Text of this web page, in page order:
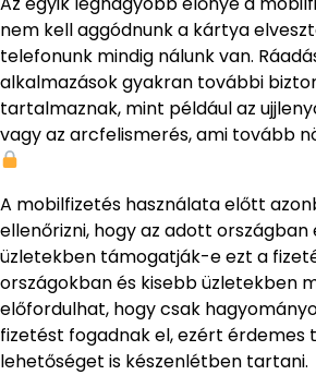
nem kell aggódnunk a kártya
telefonunk mindig nálunk van.
alkalmazások gyakran további
tartalmaznak, mint például az
vagy az arcfelismerés, ami tovább
A mobilfizetés használata előtt
ellenőrizni, hogy az adott
üzletekben támogatják-e ezt a
országokban és kisebb üzletekben
előfordulhat, hogy csak
fizetést fogadnak el, ezért érdemes
lehetőséget is készenlétben tartani.